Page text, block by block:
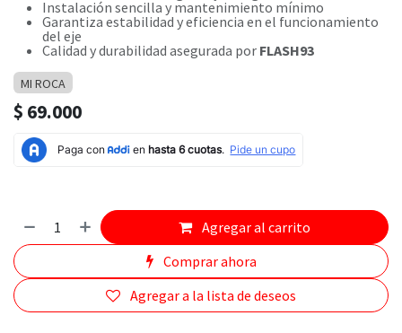
Instalación sencilla y mantenimiento mínimo
Garantiza estabilidad y eficiencia en el funcionamiento
del eje
Calidad y durabilidad asegurada por FLASH93
MI ROCA
$ 69.000
Agregar al carrito
Comprar ahora
Agregar a la lista de deseos